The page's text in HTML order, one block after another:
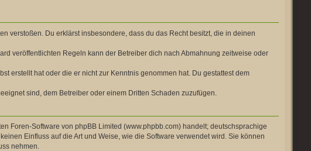
verstoßen. Du erklärst insbesondere, dass du das Recht besitzt, die in deinen
veröffentlichten Regeln kann der Betreiber dich nach Abmahnung zeitweise oder
erstellt hat oder die er nicht zur Kenntnis genommen hat. Du gestattest dem
sind, dem Betreiber oder einem Dritten Schaden zuzufügen.
Foren-Software von phpBB Limited (www.phpbb.com) handelt; deutschsprachige
Einfluss auf die Art und Weise, wie die Software verwendet wird. Sie können
nehmen.